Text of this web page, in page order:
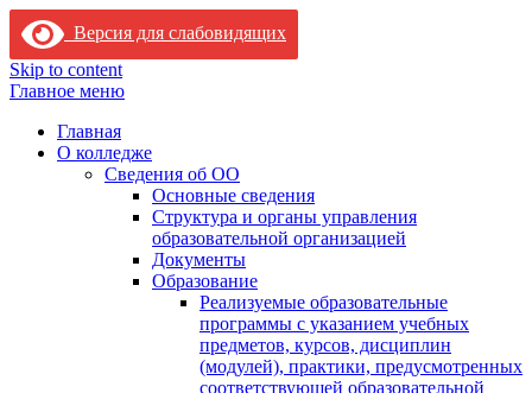
Версия для слабовидящих
Skip to content
Главное меню
Главная
О колледже
Сведения об ОО
Основные сведения
Структура и органы управления
образовательной организацией
Документы
Образование
Реализуемые образовательные
программы с указанием учебных
предметов, курсов, дисциплин
(модулей), практики, предусмотренных
соответствующей образовательной